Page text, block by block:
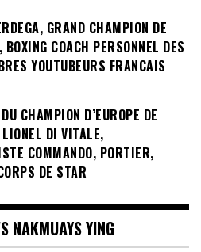
GRAND CHAMPION DE
COACH PERSONNEL DES
YOUTUBEURS FRANCAIS
CHAMPION D’EUROPE DE
DI VITALE,
COMMANDO, PORTIER,
DE STAR
NAKMUAYS YING